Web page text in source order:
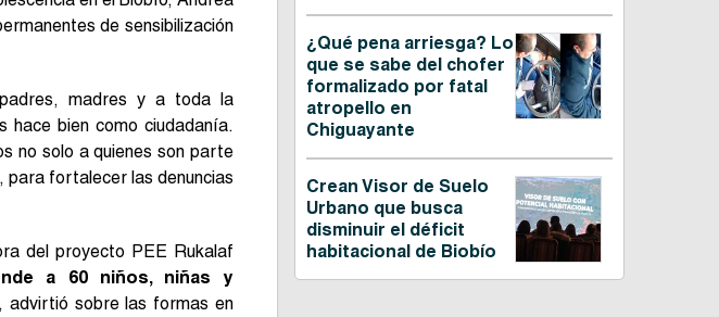
de sensibilización
madres y a toda la
hace bien como ciudadanía.
no solo a quienes son parte
para fortalecer las denuncias
del proyecto PEE Rukalaf
a 60 niños, niñas y
, advirtió sobre las formas en
¿Qué pena arriesga? Lo
que se sabe del chofer
formalizado por fatal
atropello en
Chiguayante
Crean Visor de Suelo
Urbano que busca
disminuir el déficit
habitacional de Biobío